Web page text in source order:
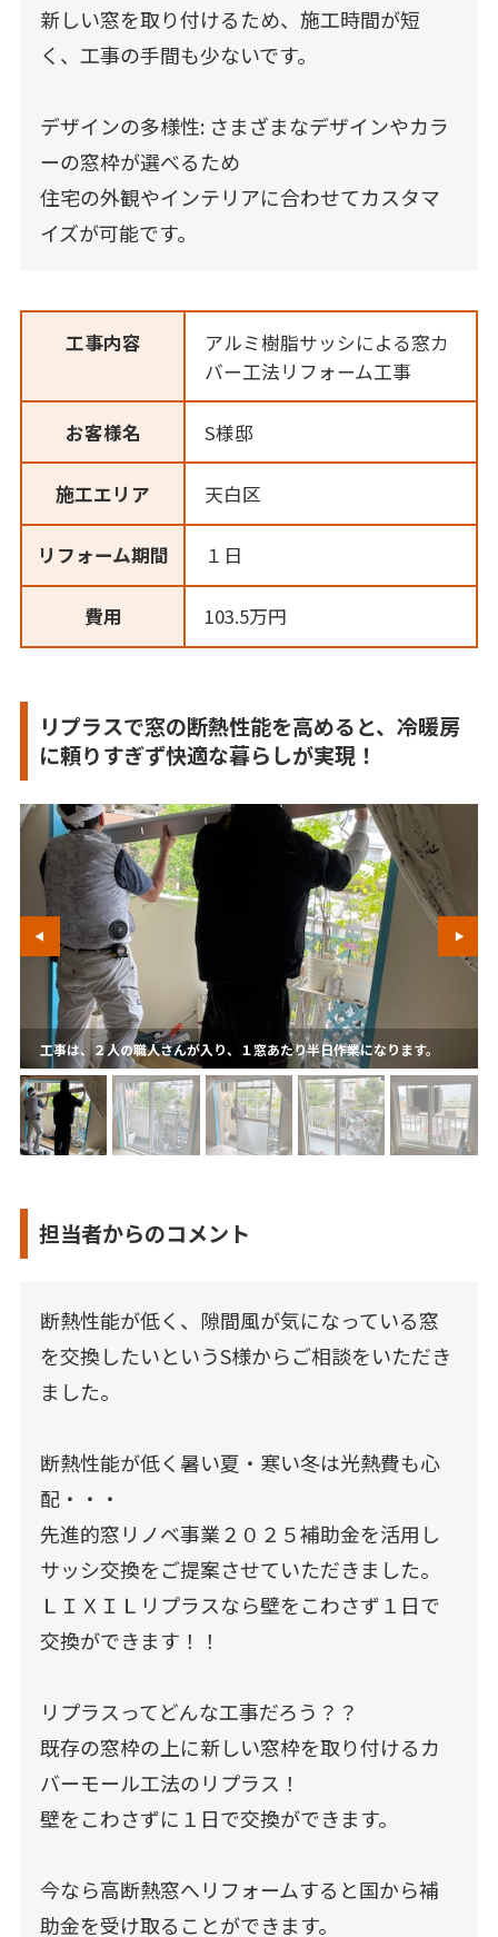
新しい窓を取り付けるため、施工時間が短
く、工事の手間も少ないです。
デザインの多様性: さまざまなデザインやカラ
ーの窓枠が選べるため
住宅の外観やインテリアに合わせてカスタマ
イズが可能です。
工事内容
アルミ樹脂サッシによる窓カ
バー工法リフォーム工事
お客様名 S様邸
施工エリア 天白区
リフォーム期間 １日
費用 103.5万円
リプラスで窓の断熱性能を高めると、冷暖房
に頼りすぎず快適な暮らしが実現！
工事は、２人の職人さんが入り、１窓あたり半日作業になります。
担当者からのコメント
断熱性能が低く、隙間風が気になっている窓
を交換したいというS様からご相談をいただき
ました。
断熱性能が低く暑い夏・寒い冬は光熱費も心
配・・・
先進的窓リノベ事業２０２５補助金を活用し
サッシ交換をご提案させていただきました。
ＬＩＸＩＬリプラスなら壁をこわさず１日で
交換ができます！！
リプラスってどんな工事だろう？？
既存の窓枠の上に新しい窓枠を取り付けるカ
バーモール工法のリプラス！
壁をこわさずに１日で交換ができます。
今なら高断熱窓へリフォームすると国から補
助金を受け取ることができます。